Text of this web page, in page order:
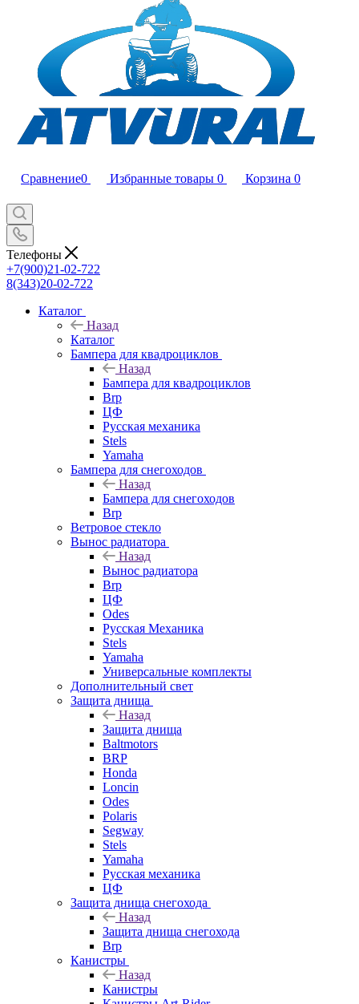
Сравнение0 Избранные товары 0 Корзина 0
Телефоны
+7(900)21-02-722
8(343)20-02-722
Каталог
Назад
Каталог
Бампера для квадроциклов
Назад
Бампера для квадроциклов
Brp
ЦФ
Русская механика
Stels
Yamaha
Бампера для снегоходов
Назад
Бампера для снегоходов
Brp
Ветровое стекло
Вынос радиатора
Назад
Вынос радиатора
Brp
ЦФ
Odes
Русская Механика
Stels
Yamaha
Универсальные комплекты
Дополнительный свет
Защита днища
Назад
Защита днища
Baltmotors
BRP
Honda
Loncin
Odes
Polaris
Segway
Stels
Yamaha
Русская механика
ЦФ
Защита днища снегохода
Назад
Защита днища снегохода
Brp
Канистры
Назад
Канистры